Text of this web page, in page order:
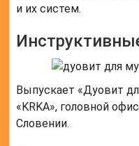
и их систем.
Выпускает «Дуовит
«KRKA», головной
Словении.